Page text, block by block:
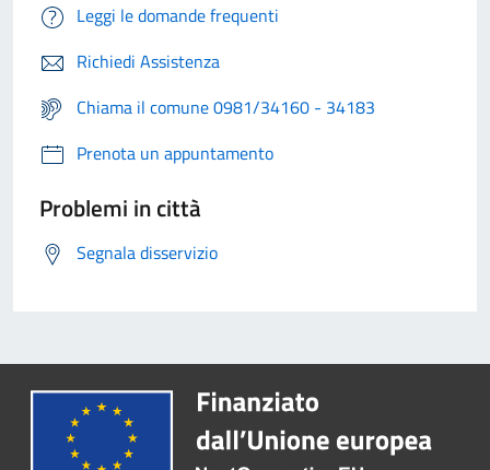
Leggi le domande frequenti
Richiedi Assistenza
Chiama il comune 0981/34160 - 34183
Prenota un appuntamento
Problemi in città
Segnala disservizio